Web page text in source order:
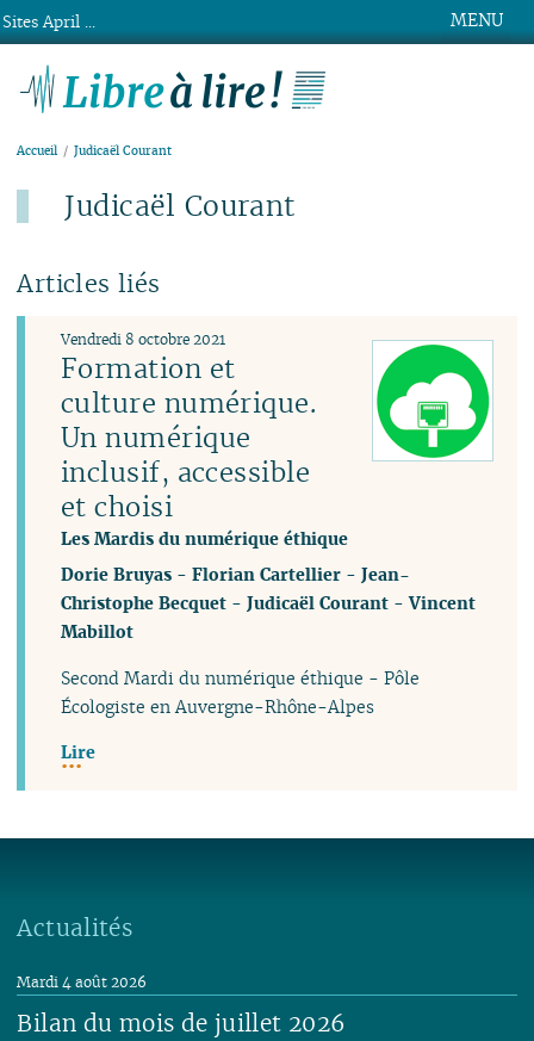
MENU
Accueil Judicaël Courant
Judicaël Courant
Articles liés
Formation et
culture numérique.
Un numérique
inclusif, accessible
et choisi
Les Mardis du numérique éthique
Vendredi 8 octobre 2021
Dorie Bruyas -Florian Cartellier -Jean-
Christophe Becquet -Judicaël Courant -Vincent
Mabillot
Second Mardi du numérique éthique - Pôle
Écologiste en Auvergne-Rhône-Alpes
Lire
Actualités
Bilan du mois de juillet 2026
Mardi 4 août 2026
Sites April ...